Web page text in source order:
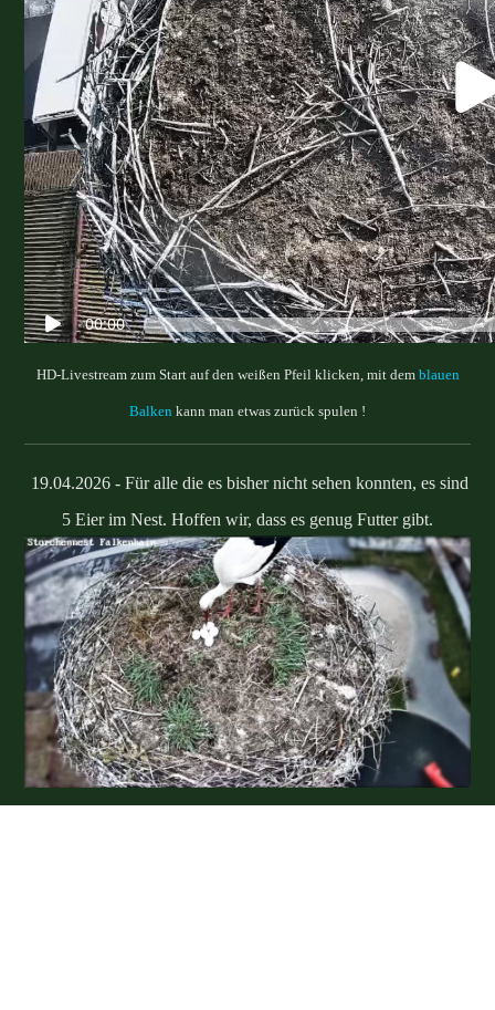
HD-Livestream zum Start auf den weißen Pfeil klicken, mit dem blauen
Balken kann man etwas zurück spulen !
19.04.2026 - Für alle die es bisher nicht sehen konnten, es sind
5 Eier im Nest. Hoffen wir, dass es genug Futter gibt.